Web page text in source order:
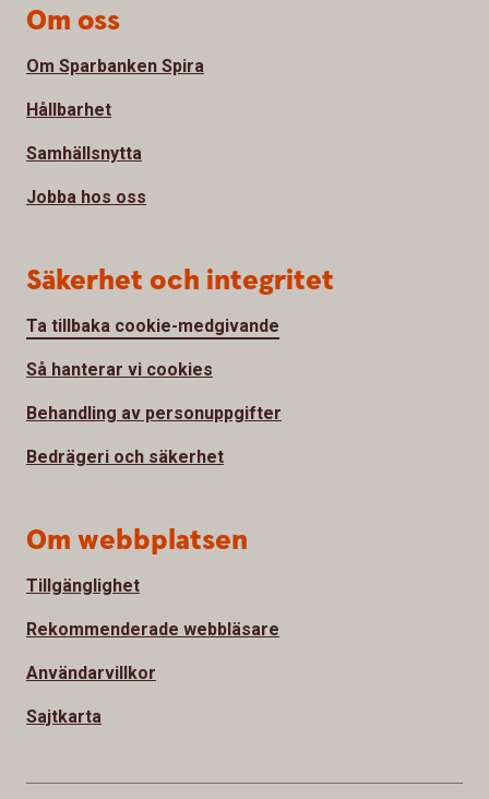
Om oss
Om Sparbanken Spira
Hållbarhet
Samhällsnytta
Jobba hos oss
Säkerhet och integritet
Ta tillbaka cookie-medgivande
Så hanterar vi cookies
Behandling av personuppgifter
Bedrägeri och säkerhet
Om webbplatsen
Tillgänglighet
Rekommenderade webbläsare
Användarvillkor
Sajtkarta